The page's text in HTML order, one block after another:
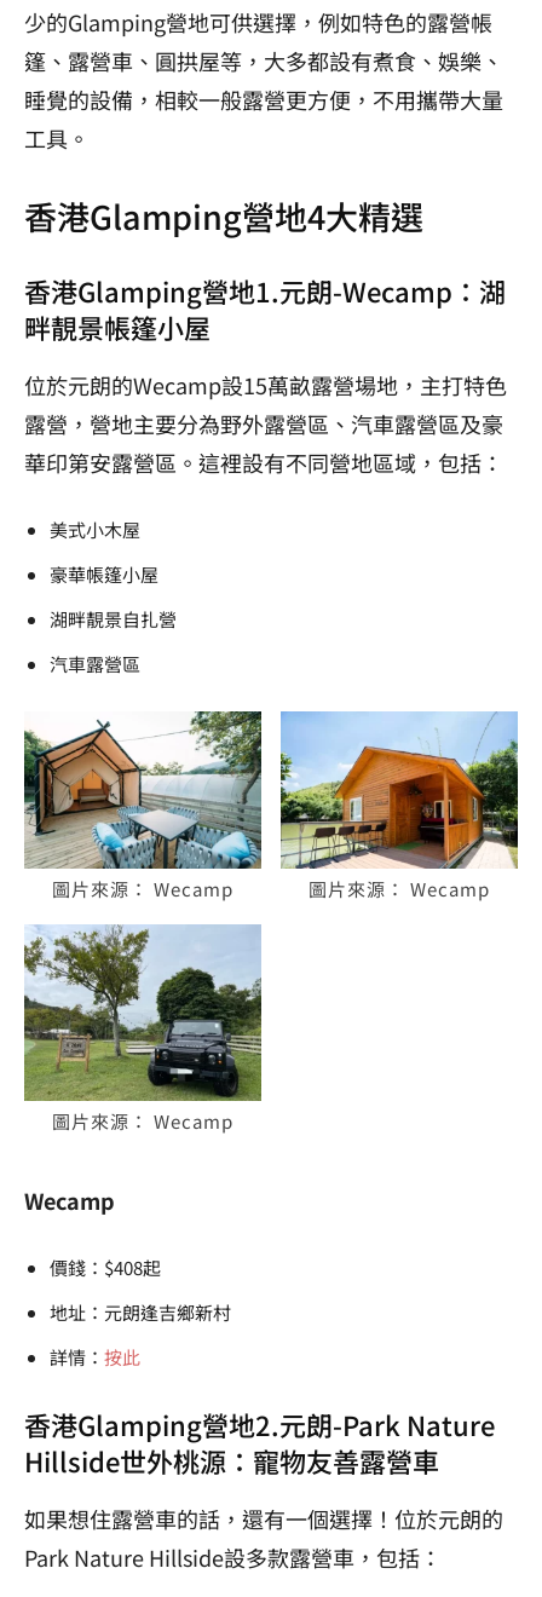
少的Glamping營地可供選擇，例如特色的露營帳
篷、露營車、圓拱屋等，大多都設有煮食、娛樂、
睡覺的設備，相較一般露營更方便，不用攜帶大量
工具。
香港Glamping營地4大精選
香港Glamping營地1.元朗-Wecamp：湖
畔靚景帳篷小屋
位於元朗的Wecamp設15萬畝露營場地，主打特色
露營，營地主要分為野外露營區、汽車露營區及豪
華印第安露營區。這裡設有不同營地區域，包括：
美式小木屋
豪華帳篷小屋
湖畔靚景自扎營
汽車露營區
圖片來源： Wecamp 圖片來源： Wecamp
圖片來源： Wecamp
Wecamp
價錢：$408起
地址：元朗逢吉鄉新村
詳情： 按此
香港Glamping營地2.元朗-Park Nature
Hillside世外桃源：寵物友善露營車
如果想住露營車的話，還有一個選擇！位於元朗的
Park Nature Hillside設多款露營車，包括：